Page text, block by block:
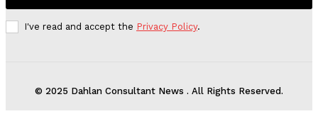
I've read and accept the Privacy Policy.
© 2025 Dahlan Consultant News . All Rights Reserved.